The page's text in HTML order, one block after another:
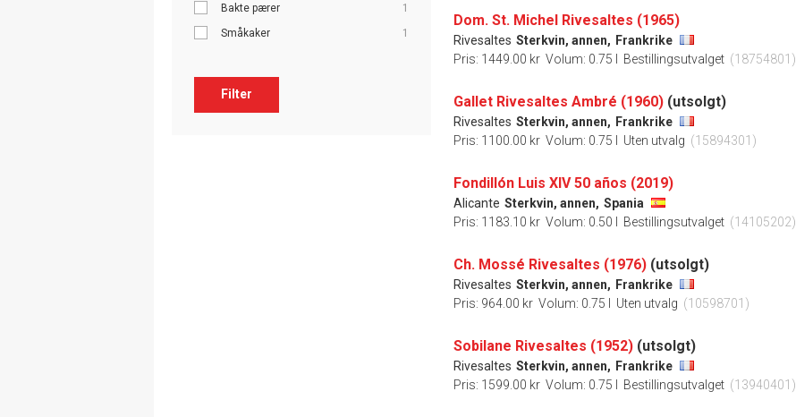
Bakte pærer
1
Småkaker
1
Filter
Dom. St. Michel Rivesaltes (1965)
Rivesaltes Sterkvin, annen, Frankrike
Pris: 1449.00 kr Volum: 0.75 l Bestillingsutvalget (18754801)
Gallet Rivesaltes Ambré (1960) (utsolgt)
Rivesaltes Sterkvin, annen, Frankrike
Pris: 1100.00 kr Volum: 0.75 l Uten utvalg (15894301)
Fondillón Luis XIV 50 años (2019)
Alicante Sterkvin, annen, Spania
Pris: 1183.10 kr Volum: 0.50 l Bestillingsutvalget (14105202)
Ch. Mossé Rivesaltes (1976) (utsolgt)
Rivesaltes Sterkvin, annen, Frankrike
Pris: 964.00 kr Volum: 0.75 l Uten utvalg (10598701)
Sobilane Rivesaltes (1952) (utsolgt)
Rivesaltes Sterkvin, annen, Frankrike
Pris: 1599.00 kr Volum: 0.75 l Bestillingsutvalget (13940401)